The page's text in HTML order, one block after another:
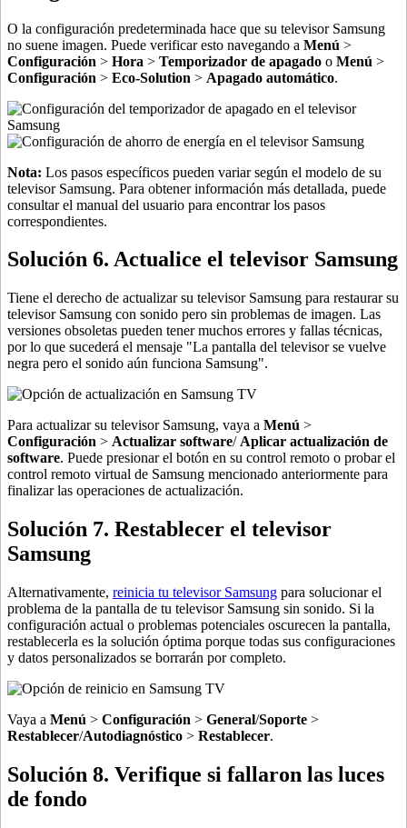
O la configuración predeterminada hace que su televisor Samsung
no suene imagen. Puede verificar esto navegando a Menú >
Configuración > Hora > Temporizador de apagado o Menú >
Configuración > Eco-Solution > Apagado automático.
Nota: Los pasos específicos pueden variar según el modelo de su
televisor Samsung. Para obtener información más detallada, puede
consultar el manual del usuario para encontrar los pasos
correspondientes.
Solución 6. Actualice el televisor Samsung
Tiene el derecho de actualizar su televisor Samsung para restaurar su
televisor Samsung con sonido pero sin problemas de imagen. Las
versiones obsoletas pueden tener muchos errores y fallas técnicas,
por lo que sucederá el mensaje "La pantalla del televisor se vuelve
negra pero el sonido aún funciona Samsung".
Para actualizar su televisor Samsung, vaya a Menú >
Configuración > Actualizar software/ Aplicar actualización de
software. Puede presionar el botón en su control remoto o probar el
control remoto virtual de Samsung mencionado anteriormente para
finalizar las operaciones de actualización.
Solución 7. Restablecer el televisor
Samsung
Alternativamente, reinicia tu televisor Samsung para solucionar el
problema de la pantalla de tu televisor Samsung sin sonido. Si la
configuración actual o problemas potenciales oscurecen la pantalla,
restablecerla es la solución óptima porque todas sus configuraciones
y datos personalizados se borrarán por completo.
Vaya a Menú > Configuración > General/Soporte >
Restablecer/Autodiagnóstico > Restablecer.
Solución 8. Verifique si fallaron las luces
de fondo